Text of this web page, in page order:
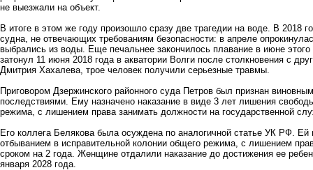
не выезжали на объект.
В итоге в этом же году произошло сразу две трагедии на воде. В 2018
судна, не отвечающих требованиям безопасности: в апреле
выбрались из воды. Еще печальнее закончилось плавание в июне
затонул 11 июня 2018 года в акватории Волги после столкновения с
Дмитрия Хахалева, трое человек получили серьезные травмы.
Приговором Дзержинского районного суда Петров был признан
последствиями. Ему назначено наказание в виде 3 лет лишения
режима, с лишением права занимать должности на государственной
Его коллега Белякова была осуждена по аналогичной статье УК РФ.
отбыванием в исправительной колонии общего режима, с лишением
сроком на 2 года. Женщине отдалили наказание до достижения ее
января 2028 года.